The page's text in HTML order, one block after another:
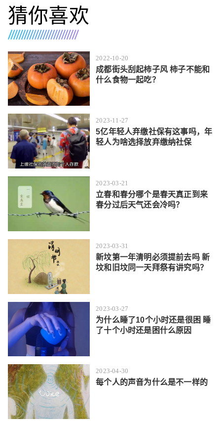
猜你喜欢
2022-10-20
成都街头刮起柿子风 柿子不能和
什么食物一起吃？
2023-11-27
5亿年轻人弃缴社保有这事吗，年
轻人为啥选择放弃缴纳社保
2023-03-21
立春和春分哪个是春天真正到来
春分过后天气还会冷吗？
2023-03-31
新坟第一年清明必须提前去吗 新
坟和旧坟同一天拜祭有讲究吗？
2023-03-27
为什么睡了10个小时还是很困 睡
了十个小时还是困什么原因
2023-04-30
每个人的声音为什么是不一样的